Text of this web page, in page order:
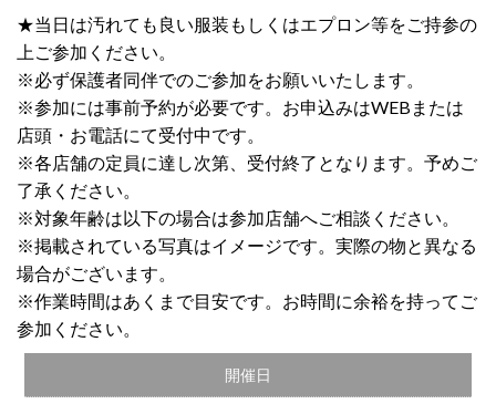
★当日は汚れても良い服装もしくはエプロン等をご持参の
上ご参加ください。
※必ず保護者同伴でのご参加をお願いいたします。
※参加には事前予約が必要です。お申込みはWEBまたは
店頭・お電話にて受付中です。
※各店舗の定員に達し次第、受付終了となります。予めご
了承ください。
※対象年齢は以下の場合は参加店舗へご相談ください。
※掲載されている写真はイメージです。実際の物と異なる
場合がございます。
※作業時間はあくまで目安です。お時間に余裕を持ってご
参加ください。
開催日